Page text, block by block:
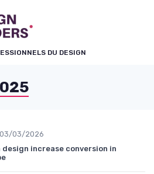
DU DESIGN
03/03/2026
design increase conversion in